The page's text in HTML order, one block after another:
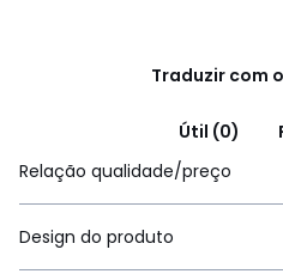
Traduzir com
Útil (0)
Relação qualidade/preço
Design do produto